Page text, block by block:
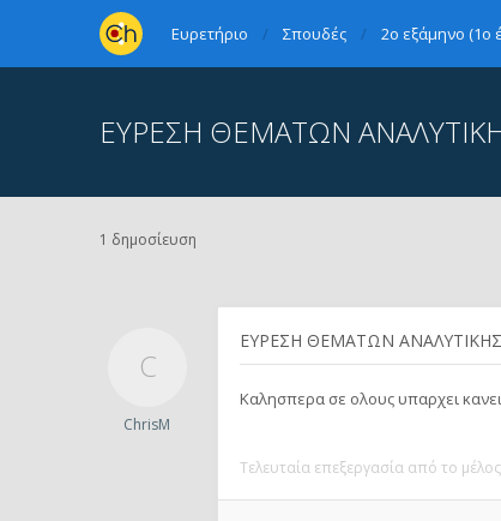
Ευρετήριο Σπουδές 2ο εξάμηνο (1ο
ΕΥΡΕΣΗ ΘΕΜΑΤΩΝ
1 δημοσίευση
ChrisM
ΕΥΡΕΣΗ ΘΕΜΑΤΩΝ ΑΝΑΛΥΤΙΚΗΣ
Καλησπερα σε ολους υπαρχει
Τελευταία επεξεργασία από το μέλος